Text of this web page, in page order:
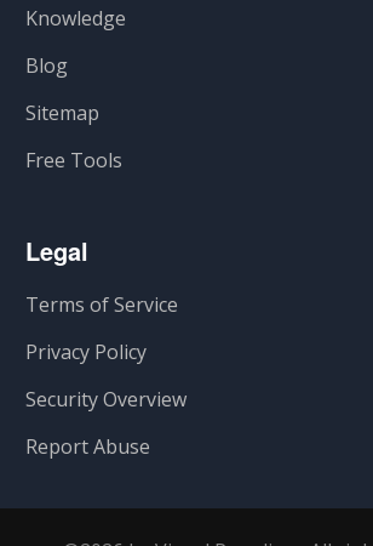
Knowledge
Blog
Sitemap
Free Tools
Legal
Terms of Service
Privacy Policy
Security Overview
Report Abuse